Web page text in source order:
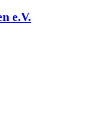
e.V.